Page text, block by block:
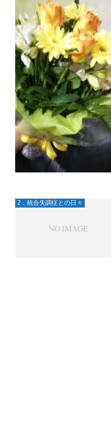
2．統合失調症との日々